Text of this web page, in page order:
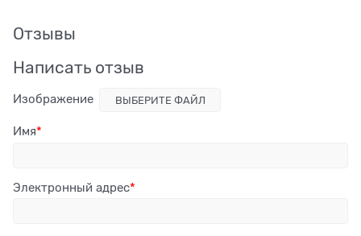
Отзывы
Написать отзыв
Изображение ВЫБЕРИТЕ ФАЙЛ
Имя
Электронный адрес